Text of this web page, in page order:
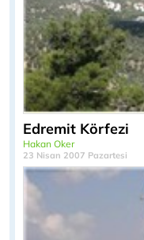
Edremit Körfezi
Hakan Oker
23 Nisan 2007 Pazartesi